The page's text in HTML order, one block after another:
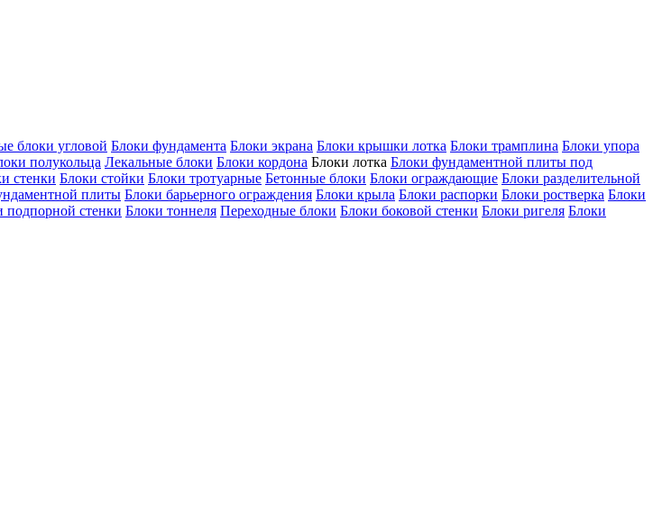
блоки угловой Блоки фундамента Блоки экрана Блоки крышки лотка Блоки трамплина Блоки упора
полукольца Лекальные блоки Блоки кордона Блоки лотка Блоки фундаментной плиты под
стенки Блоки стойки Блоки тротуарные Бетонные блоки Блоки ограждающие Блоки разделительной
плиты Блоки барьерного ограждения Блоки крыла Блоки распорки Блоки ростверка Блоки
подпорной стенки Блоки тоннеля Переходные блоки Блоки боковой стенки Блоки ригеля Блоки